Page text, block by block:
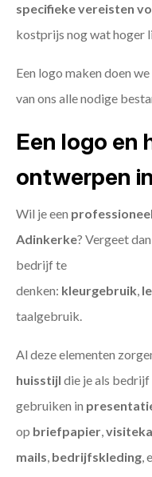
specifieke vereisten
kostprijs nog wat hoger
Een logo maken doen
van ons alle nodige
Een logo en
ontwerpen
Wil je een
Adinkerke? Vergeet
bedrijf te
denken: kleurgebruik,
taalgebruik.
Al deze elementen
huisstijl die je als
gebruiken in
op briefpapier,
mails, bedrijfskleding,